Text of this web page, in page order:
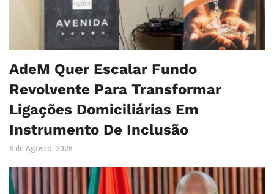
AdeM Quer Escalar Fundo
Revolvente Para Transformar
Ligações Domiciliárias Em
Instrumento De Inclusão
8 de Agosto, 2026